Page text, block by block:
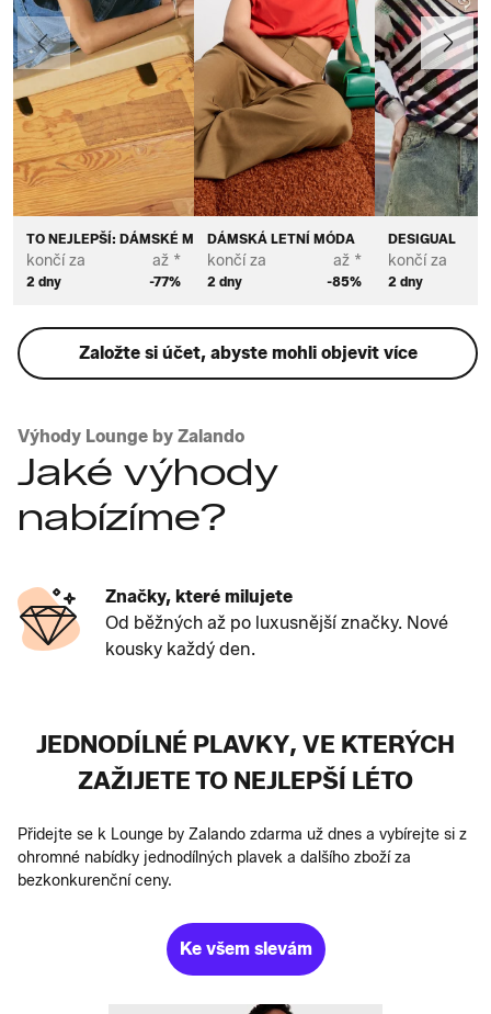
TO NEJLEPŠÍ: DÁMSKÉ MÓDNÍ ZNAČKY
končí za
2 dny
až *
-77%
DÁMSKÁ LETNÍ MÓDA
končí za
2 dny
až *
-85%
DESIGUAL
končí za
2 dny
Předchozí Další
Založte si účet, abyste mohli objevit více
Výhody Lounge by Zalando
Jaké výhody
nabízíme?
Značky, které milujete
Od běžných až po luxusnější značky. Nové
kousky každý den.
JEDNODÍLNÉ PLAVKY, VE KTERÝCH
ZAŽIJETE TO NEJLEPŠÍ LÉTO
Přidejte se k Lounge by Zalando zdarma už dnes a vybírejte si z
ohromné nabídky jednodílných plavek a dalšího zboží za
bezkonkurenční ceny.
Ke všem slevám